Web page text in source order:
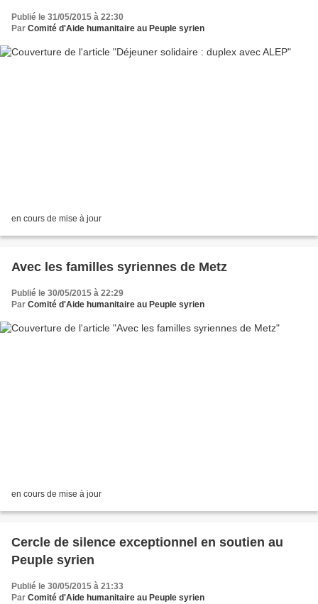
Publié le 31/05/2015 à 22:30
Par Comité d'Aide humanitaire au Peuple syrien
en cours de mise à jour
Avec les familles syriennes de Metz
Publié le 30/05/2015 à 22:29
Par Comité d'Aide humanitaire au Peuple syrien
en cours de mise à jour
Cercle de silence exceptionnel en soutien au
Peuple syrien
Publié le 30/05/2015 à 21:33
Par Comité d'Aide humanitaire au Peuple syrien